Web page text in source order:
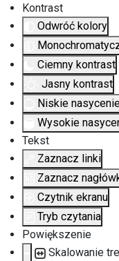
Kontrast
Odwróć kolory
Ciemny kontrast
Jasny kontrast
Niskie
Wysokie
Tekst
Zaznacz linki
Zaznacz
Czytnik ekranu
Tryb czytania
Powiększenie
Skalowanie